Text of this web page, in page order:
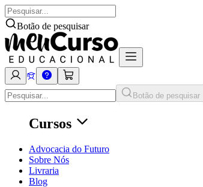
Botão de pesquisar
Botão de pesquisar
Cursos
Advocacia do Futuro
Sobre Nós
Livraria
Blog